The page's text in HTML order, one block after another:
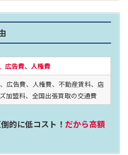
ディオ買取価格
広告費、人権費
広告費、人権費、不動産賃料、店
加盟料、全国出張買取の交通費
的に低コスト！ だから高額